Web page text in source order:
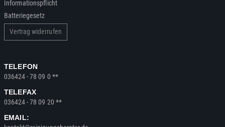
Informationspflicht
Batteriegesetz
Vertrag widerrufen
TELEFON
036424 - 78 09 0 **
TELEFAX
036424 - 78 09 20 **
EMAIL: